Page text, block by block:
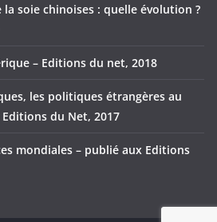
soie chinoises : quelle évolution ?
– Editions du net, 2018
les politiques étrangères au
du Net, 2017
mondiales – publié aux Editions